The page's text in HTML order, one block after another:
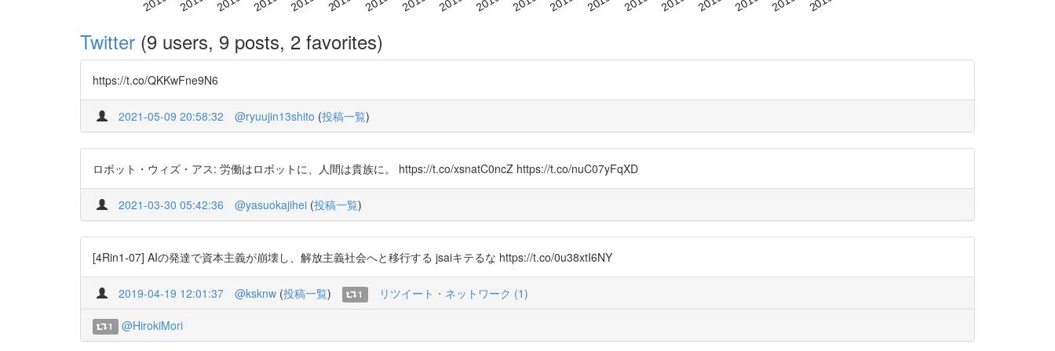
Twitter (9 users, 9 posts, 2 favorites)
https://t.co/QKKwFne9N6
2021-05-09 20:58:32 @ryuujin13shito (投稿一覧)
ロボット・ウィズ・アス: 労働はロボットに、人間は貴族に。 https://t.co/xsnatC0ncZ https://t.co/nuC07yFqXD
2021-03-30 05:42:36 @yasuokajihei (投稿一覧)
[4Rin1-07] AIの発達で資本主義が崩壊し、解放主義社会へと移行する jsaiキテるな https://t.co/0u38xtI6NY
2019-04-19 12:01:37 @ksknw (投稿一覧) 1 リツイート・ネットワーク (1)
1 @HirokiMori